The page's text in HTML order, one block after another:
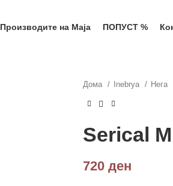
Производите на Маја ПОПУСТ %
Дома Inebrya Нега
Serical
720 ден